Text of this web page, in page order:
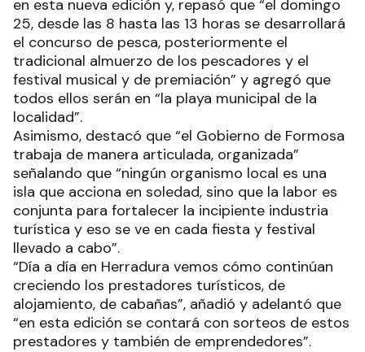
en esta nueva edición y, repasó que “el domingo
25, desde las 8 hasta las 13 horas se desarrollará
el concurso de pesca, posteriormente el
tradicional almuerzo de los pescadores y el
festival musical y de premiación” y agregó que
todos ellos serán en “la playa municipal de la
localidad”.
Asimismo, destacó que “el Gobierno de Formosa
trabaja de manera articulada, organizada”
señalando que “ningún organismo local es una
isla que acciona en soledad, sino que la labor es
conjunta para fortalecer la incipiente industria
turística y eso se ve en cada fiesta y festival
llevado a cabo”.
“Día a día en Herradura vemos cómo continúan
creciendo los prestadores turísticos, de
alojamiento, de cabañas”, añadió y adelantó que
“en esta edición se contará con sorteos de estos
prestadores y también de emprendedores”.